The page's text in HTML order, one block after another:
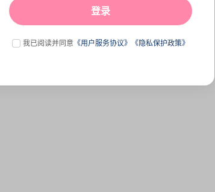
登录
我已阅读并同意 《用户服务协议》 《隐私保护政策》